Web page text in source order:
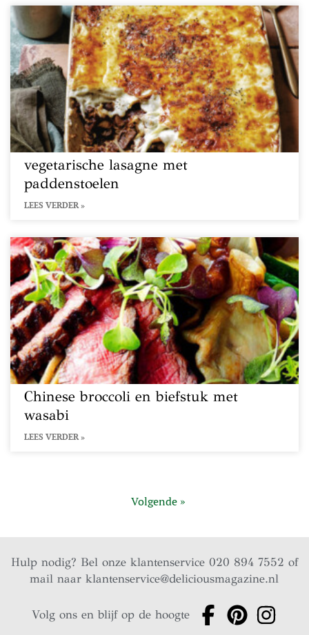
vegetarische lasagne met
paddenstoelen
LEES VERDER »
Chinese broccoli en biefstuk met
wasabi
LEES VERDER »
Volgende »
Hulp nodig? Bel onze klantenservice 020 894 7552 of
mail naarklantenservice@deliciousmagazine.nl
Volg ons en blijf op de hoogte